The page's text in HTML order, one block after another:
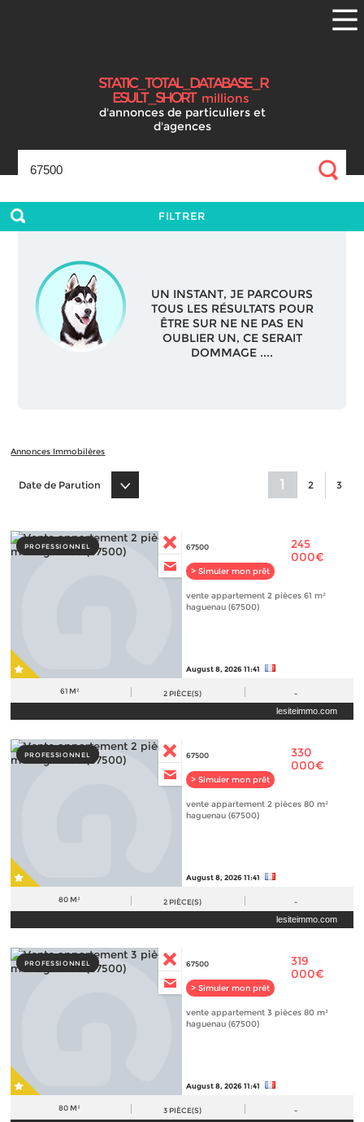
STAT
I
C_TOTA
L_DATABAS
E_R
ESUL
T_SHOR
T millions
d'annonces de particuliers et
d'agences
FILTRER
UN INSTANT, JE PARCOURS
TOUS LES RÉSULTATS POUR
ÊTRE SUR NE NE PAS EN
OUBLIER UN, CE SERAIT
DOMMAGE ....
Annonces Immobilères
1 2 3
Date de Parution
PROFESSIONNEL 67500
> Simuler mon prêt
245
000€
vente appartement 2 pièces 61 m²
haguenau (67500)
August 8, 2026 11:41
61 M² 2 PIÈCE(S) -
lesiteimmo.com
PROFESSIONNEL 67500
> Simuler mon prêt
330
000€
vente appartement 2 pièces 80 m²
haguenau (67500)
August 8, 2026 11:41
80 M² 2 PIÈCE(S) -
lesiteimmo.com
PROFESSIONNEL 67500
> Simuler mon prêt
319
000€
vente appartement 3 pièces 80 m²
haguenau (67500)
August 8, 2026 11:41
80 M² 3 PIÈCE(S) -